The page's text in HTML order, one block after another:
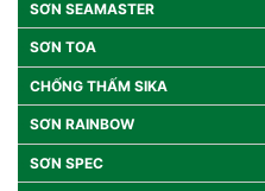
SƠN SEAMASTER
SƠN TOA
CHỐNG THẤM SIKA
SƠN RAINBOW
SƠN SPEC